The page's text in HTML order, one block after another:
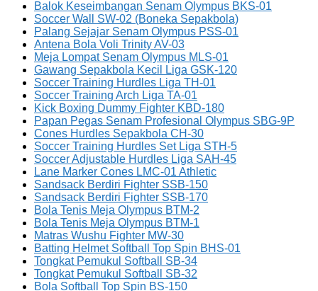
Balok Keseimbangan Senam Olympus BKS-01
Soccer Wall SW-02 (Boneka Sepakbola)
Palang Sejajar Senam Olympus PSS-01
Antena Bola Voli Trinity AV-03
Meja Lompat Senam Olympus MLS-01
Gawang Sepakbola Kecil Liga GSK-120
Soccer Training Hurdles Liga TH-01
Soccer Training Arch Liga TA-01
Kick Boxing Dummy Fighter KBD-180
Papan Pegas Senam Profesional Olympus SBG-9P
Cones Hurdles Sepakbola CH-30
Soccer Training Hurdles Set Liga STH-5
Soccer Adjustable Hurdles Liga SAH-45
Lane Marker Cones LMC-01 Athletic
Sandsack Berdiri Fighter SSB-150
Sandsack Berdiri Fighter SSB-170
Bola Tenis Meja Olympus BTM-2
Bola Tenis Meja Olympus BTM-1
Matras Wushu Fighter MW-30
Batting Helmet Softball Top Spin BHS-01
Tongkat Pemukul Softball SB-34
Tongkat Pemukul Softball SB-32
Bola Softball Top Spin BS-150